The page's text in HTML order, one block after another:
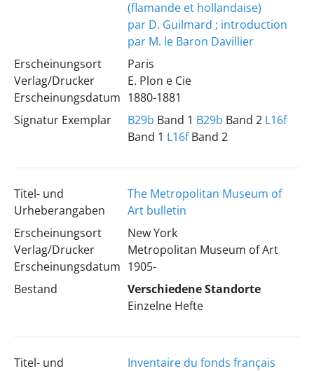
(flamande et hollandaise)
par D. Guilmard ; introduction
par M. le Baron Davillier
Erscheinungsort
Verlag/Drucker
Erscheinungsdatum
Paris
E. Plon e Cie
1880-1881
Signatur Exemplar
B29b Band 1 B29b Band 2 L16f
Band 1 L16fBand 2
Titel- und
Urheberangaben
The Metropolitan Museum of
Art bulletin
Erscheinungsort
Verlag/Drucker
Erscheinungsdatum
New York
Metropolitan Museum of Art
1905-
Bestand
Verschiedene Standorte
Einzelne Hefte
Titel- und
Inventaire du fonds français